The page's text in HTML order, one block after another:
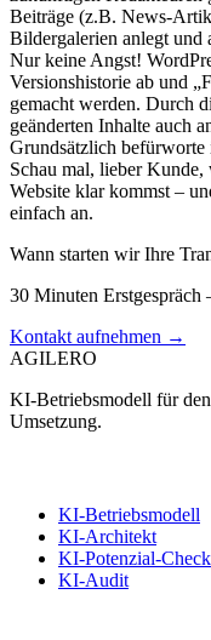
Beiträge (z.B. News-
Bildergalerien anlegt und
Nur keine Angst!
Versionshistorie ab und
gemacht werden. Durch
geänderten Inhalte auch
Grundsätzlich
Schau mal, lieber
Website klar kommst –
einfach an.
Wann starten wir Ihre
30 Minuten
Kontakt aufnehmen →
AGILERO
KI-Betriebsmodell für
Umsetzung.
KI-Betriebsmodell
KI-Architekt
KI-Potenzial-Check
KI-Audit